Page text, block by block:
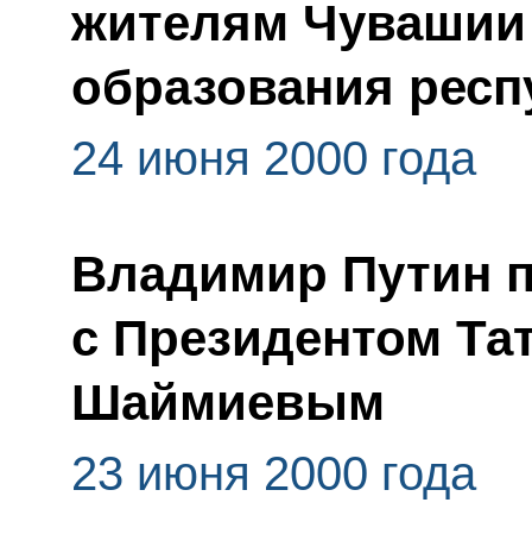
жителям Чувашии
образования
24 июня 2000 года
Владимир Путин
с Президентом
Шаймиевым
23 июня 2000 года